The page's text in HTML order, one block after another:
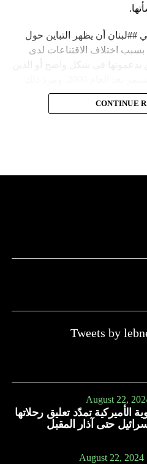
أن يظهر التباين حول
بسبب اختلاف الاقتناعات لدى
يدعمونها في شكل واضح أو الذين
لم تكن يوماً محط
المؤمنة بالصراع ضدCONTINUE
Tweets by
August 22,
الأميركية تمدّد تعليق رحلاتها
حتى آذار المقبل
August 22, 2024